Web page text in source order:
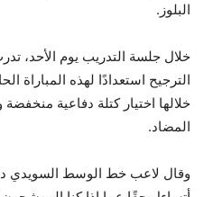
البلوز.
خلال جلسة التدريب يوم الأحد،
الترجيح استعدادًا لهذه المباراة
خلالها اختيار كتلة دفاعية
المضاد.